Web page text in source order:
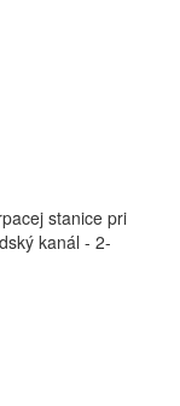
stanice pri
kanál - 2-